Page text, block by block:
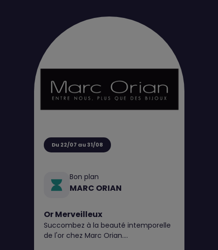
Du 22/07 au 31/08
Bon plan
MARC ORIAN
Or Merveilleux
Succombez à la beauté intemporelle
de l'or chez Marc Orian.